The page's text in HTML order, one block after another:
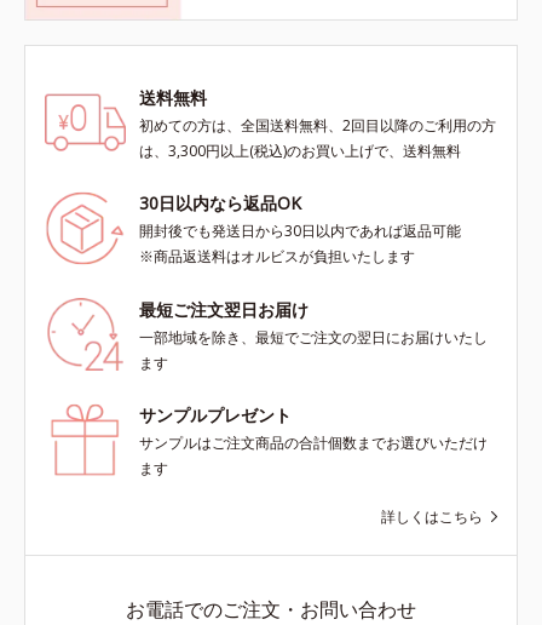
送料無料
初めての方は、全国送料無料、2回目以降のご利用の方
は、3,300円以上(税込)のお買い上げで、送料無料
30日以内なら返品OK
開封後でも発送日から30日以内であれば返品可能
※商品返送料はオルビスが負担いたします
最短ご注文翌日お届け
一部地域を除き、最短でご注文の翌日にお届けいたし
ます
サンプルプレゼント
サンプルはご注文商品の合計個数までお選びいただけ
ます
詳しくはこちら
お電話でのご注文・お問い合わせ